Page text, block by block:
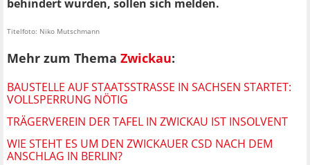
behindert wurden, sollen sich melden.
Titelfoto: Niko Mutschmann
Mehr zum Thema Zwickau:
BAUSTELLE AUF STAATSSTRASSE IN SACHSEN STARTET: V
OLLSPERRUNG NÖTIG
TRÄGERVEREIN DER TAFEL IN ZWICKAU IST INSOLVENT
WIE STEHT ES UM DEN ZWICKAUER CSD NACH DEM
ANSCHLAG IN BERLIN?